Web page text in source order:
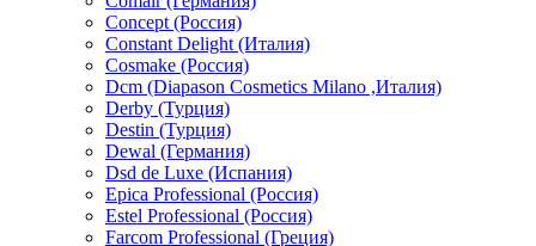
Concept (Россия)
Constant Delight (Италия)
Cosmake (Россия)
Dcm (Diapason Cosmetics Milano ,Италия)
Derby (Турция)
Destin (Турция)
Dewal (Германия)
Dsd de Luxe (Испания)
Epica Professional (Россия)
Estel Professional (Россия)
Farcom Professional (Греция)